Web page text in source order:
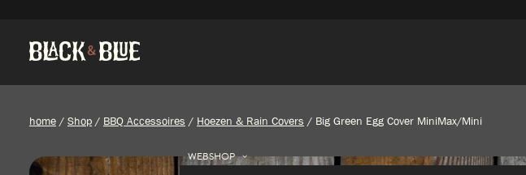
WEBSHOP
home / Shop / BBQ Accessoires / Hoezen & Rain Covers / Big Green Egg Cover MiniMax/Mini